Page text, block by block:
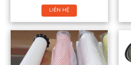
LIÊN HỆ